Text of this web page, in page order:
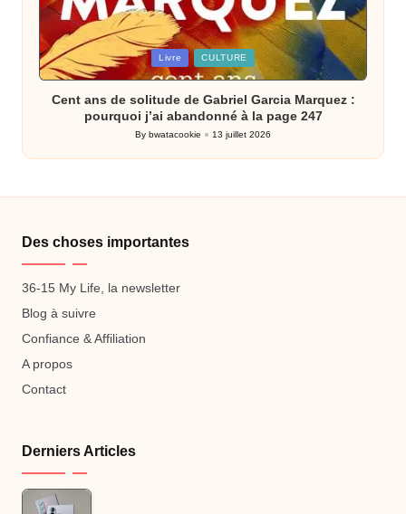
Posted
in
Livre CULTURE
Cent ans de solitude de Gabriel Garcia Marquez :
pourquoi j’ai abandonné à la page 247
Posted
by
By bwatacookie 13 juillet 2026
Des choses importantes
36-15 My Life, la newsletter
Blog à suivre
Confiance & Affiliation
A propos
Contact
Derniers Articles